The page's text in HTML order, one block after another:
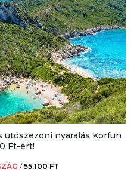
utószezoni nyaralás Korfun
Ft-ért!
/55.100 FT